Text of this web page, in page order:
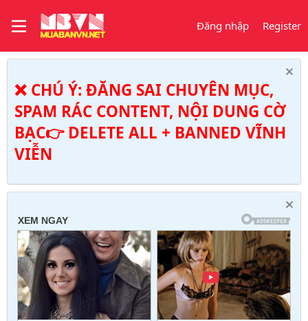
Đăng nhập Register
❌ CHÚ Ý: ĐĂNG SAI CHUYÊN MỤC,
SPAM RÁC CONTENT, NỘI DUNG CỜ
BẠC👉 DELETE ALL + BANNED VĨNH
VIỄN